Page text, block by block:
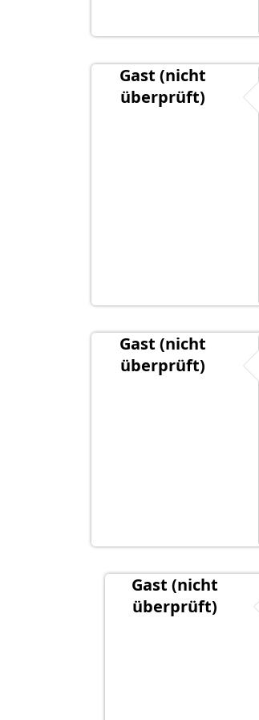
Gast (nicht
überprüft)
Gast (nicht
überprüft)
Gast (nicht
überprüft)
Hunde